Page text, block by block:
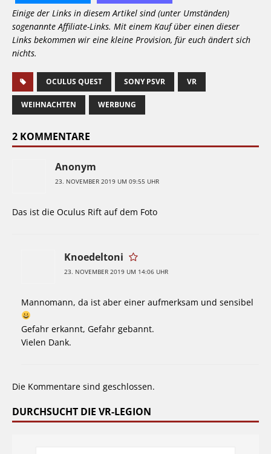
Einige der Links in diesem Artikel sind (unter Umständen)
sogenannte Affiliate-Links. Mit einem Kauf über einen dieser
Links bekommen wir eine kleine Provision, für euch ändert sich
nichts.
OCULUS QUEST SONY PSVR VR
WEIHNACHTEN WERBUNG
2 KOMMENTARE
Anonym
23. NOVEMBER 2019 UM 09:55 UHR
Das ist die Oculus Rift auf dem Foto
Knoedeltoni
23. NOVEMBER 2019 UM 14:06 UHR
Mannomann, da ist aber einer aufmerksam und sensibel
Gefahr erkannt, Gefahr gebannt.
Vielen Dank.
Die Kommentare sind geschlossen.
DURCHSUCHT DIE VR-LEGION